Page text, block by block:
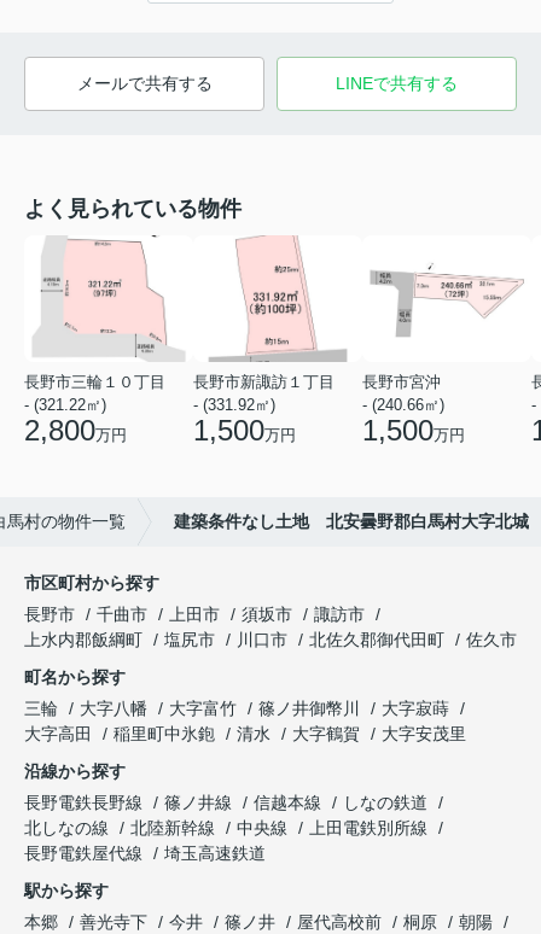
メールで共有する LINEで共有する
よく見られている物件
長野市三輪１０丁目
- (321.22㎡)
2,800万円
長野市新諏訪１丁目
- (331.92㎡)
1,500万円
長野市宮沖
- (240.66㎡)
1,500万円
-
馬村の物件一覧 建築条件なし土地 北安曇野郡白馬村大字北城
市区町村から探す
長野市
千曲市 上田市 須坂市
諏訪市
上水内郡飯綱町
塩尻市 川口市 北佐久郡御代田町
佐久市
町名から探す
三輪
大字八幡 大字富竹 篠ノ井御幣川
大字寂蒔
大字高田
稲里町中氷鉋 清水 大字鶴賀
大字安茂里
沿線から探す
長野電鉄長野線
篠ノ井線 信越本線
しなの鉄道
北しなの線
北陸新幹線 中央線
上田電鉄別所線
長野電鉄屋代線
埼玉高速鉄道
駅から探す
本郷
善光寺下 今井 篠ノ井 屋代高校前 桐原
朝陽